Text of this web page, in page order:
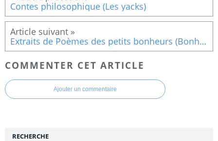
Contes philosophique (Les yacks)
Extraits de Poèmes des petits bonheurs (Bonheur de Midi)
COMMENTER CET ARTICLE
Ajouter un commentaire
RECHERCHE